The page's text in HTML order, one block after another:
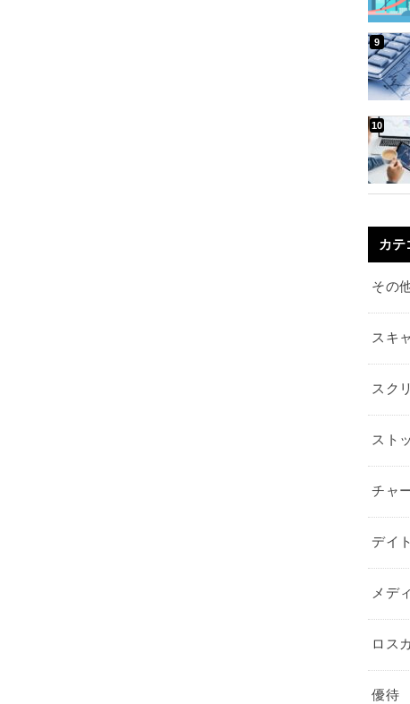
カテ
その
スキ
スク
スト
チャ
デイ
メデ
ロス
優待